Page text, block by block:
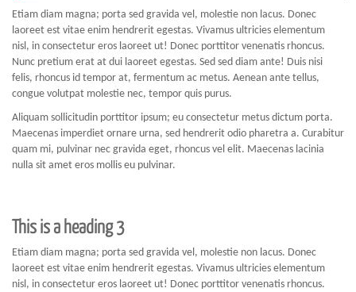
Etiam diam magna; porta sed gravida vel, molestie non lacus. Donec
laoreet est vitae enim hendrerit egestas. Vivamus ultricies elementum
nisl, in consectetur eros laoreet ut! Donec porttitor venenatis rhoncus.
Nunc pretium erat at dui laoreet egestas. Sed sed diam ante! Duis nisi
felis, rhoncus id tempor at, fermentum ac metus. Aenean ante tellus,
congue volutpat molestie nec, tempor quis purus.
Aliquam sollicitudin porttitor ipsum; eu consectetur metus dictum porta.
Maecenas imperdiet ornare urna, sed hendrerit odio pharetra a. Curabitur
quam mi, pulvinar nec gravida eget, rhoncus vel elit. Maecenas lacinia
nulla sit amet eros mollis eu pulvinar.
This is a heading 3
Etiam diam magna; porta sed gravida vel, molestie non lacus. Donec
laoreet est vitae enim hendrerit egestas. Vivamus ultricies elementum
nisl, in consectetur eros laoreet ut! Donec porttitor venenatis rhoncus.